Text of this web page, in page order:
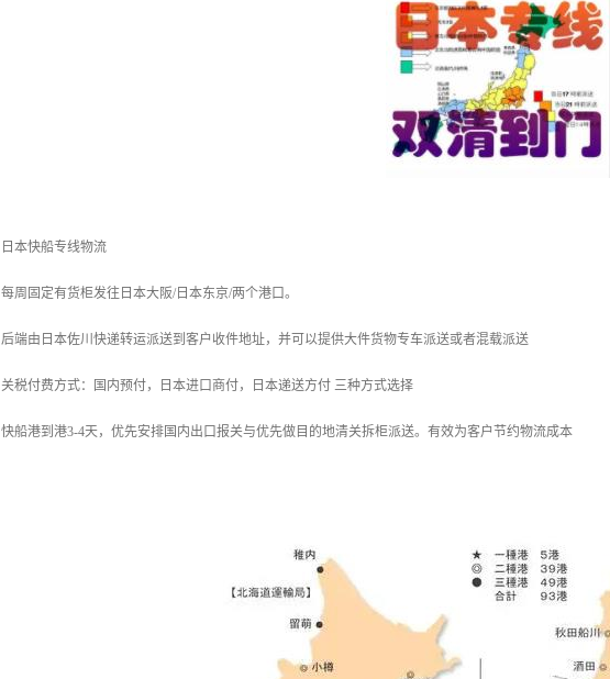
日本快船专线物流
每周固定有货柜发往日本大阪/日本东京/两个港口。
后端由日本佐川快递转运派送到客户收件地址，并可以提供大件货物专车派送或者混载派送
关税付费方式：国内预付，日本进口商付，日本递送方付 三种方式选择
快船港到港3-4天，优先安排国内出口报关与优先做目的地清关拆柜派送。有效为客户节约物流成本